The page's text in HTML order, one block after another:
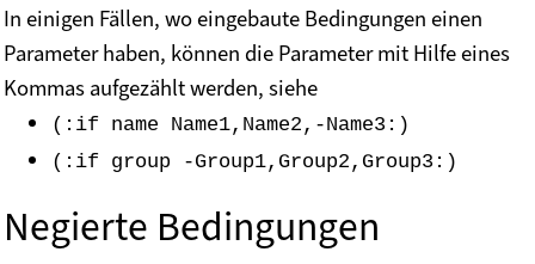
In einigen Fällen, wo eingebaute Bedingungen einen
Parameter haben, können die Parameter mit Hilfe eines
Kommas aufgezählt werden, siehe
(:if name Name1,Name2,-Name3:)
(:if group -Group1,Group2,Group3:)
Negierte Bedingungen